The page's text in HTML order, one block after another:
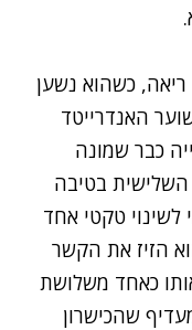
כשהוא נשען
בראשות השוער האנדרייטד
כבר שמונה
בטיבה
טקטי אחד
הזיז את הקשר
כאחד משלושת
שהכישרון